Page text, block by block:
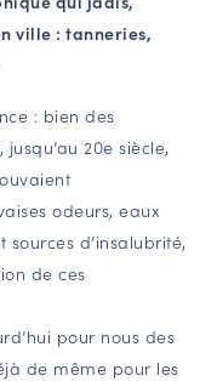
Grand Est
ville : tanneries,
: bien des
20e siècle,
odeurs, eaux
d’insalubrité,
de ces
pour nous des
de même pour les